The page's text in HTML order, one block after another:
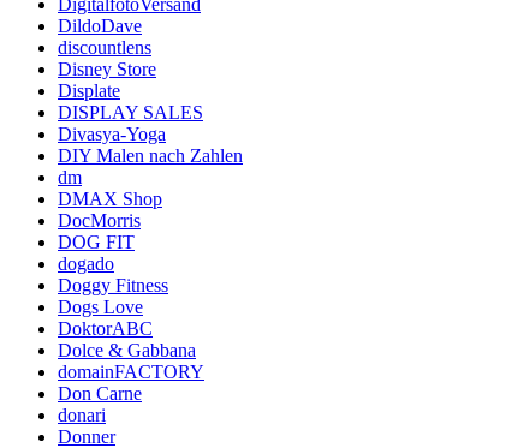
DildoDave
discountlens
Disney Store
Displate
DISPLAY SALES
Divasya-Yoga
DIY Malen nach Zahlen
dm
DMAX Shop
DocMorris
DOG FIT
dogado
Doggy Fitness
Dogs Love
DoktorABC
Dolce & Gabbana
domainFACTORY
Don Carne
donari
Donner